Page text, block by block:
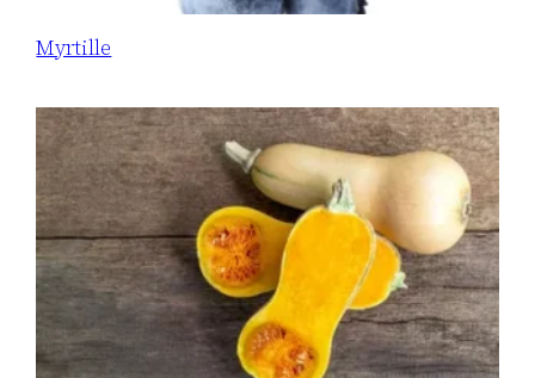
Myrtille